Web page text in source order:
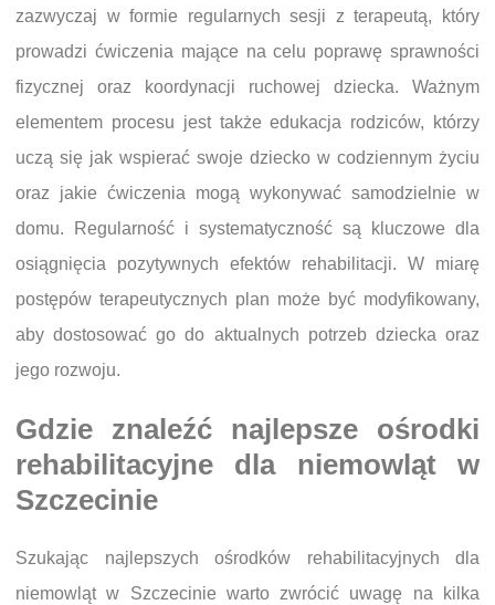
zazwyczaj w formie regularnych sesji z terapeutą, który
prowadzi ćwiczenia mające na celu poprawę sprawności
fizycznej oraz koordynacji ruchowej dziecka. Ważnym
elementem procesu jest także edukacja rodziców, którzy
uczą się jak wspierać swoje dziecko w codziennym życiu
oraz jakie ćwiczenia mogą wykonywać samodzielnie w
domu. Regularność i systematyczność są kluczowe dla
osiągnięcia pozytywnych efektów rehabilitacji. W miarę
postępów terapeutycznych plan może być modyfikowany,
aby dostosować go do aktualnych potrzeb dziecka oraz
jego rozwoju.
Gdzie znaleźć najlepsze ośrodki
rehabilitacyjne dla niemowląt w
Szczecinie
Szukając najlepszych ośrodków rehabilitacyjnych dla
niemowląt w Szczecinie warto zwrócić uwagę na kilka